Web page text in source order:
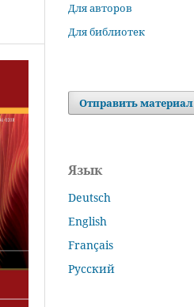
Для авторов
Для библиотек
Отправить материал
Язык
Deutsch
English
Français
Русский